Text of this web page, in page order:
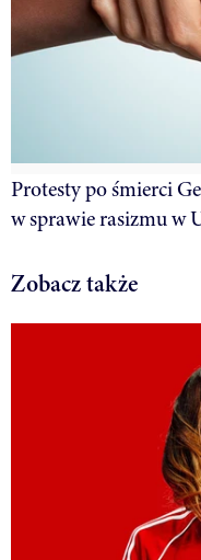
Protesty po śmierci
w sprawie rasizmu w
Zobacz także